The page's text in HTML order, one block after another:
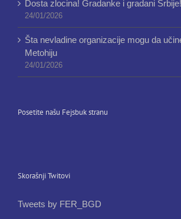
Dosta zlocina! Gradanke i gradani Srbije!
24/01/2026
Šta nevladine organizacije mogu da
Metohiju
24/01/2026
Posetite našu Fejsbuk stranu
Skorašnji Twitovi
Tweets by FER_BGD